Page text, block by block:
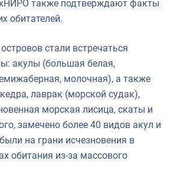
также подтверждают факты
обитателей.
стали встречаться
акулы (большая белая,
молочная), а также
лаврак (морской судак),
морская лисица, скаты и
замечено более 40 видов акул и
на грани исчезновения в
обитания из-за массового